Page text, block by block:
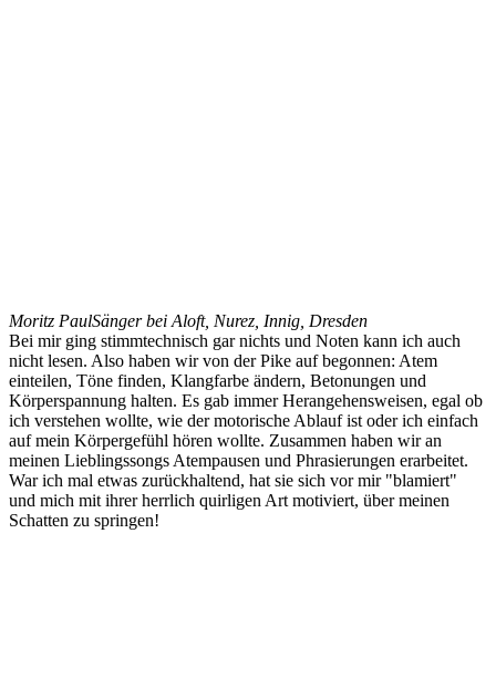
Moritz PaulSänger bei Aloft, Nurez, Innig, Dresden
Bei mir ging stimmtechnisch gar nichts und Noten kann ich auch
nicht lesen. Also haben wir von der Pike auf begonnen: Atem
einteilen, Töne finden, Klangfarbe ändern, Betonungen und
Körperspannung halten. Es gab immer Herangehensweisen, egal ob
ich verstehen wollte, wie der motorische Ablauf ist oder ich einfach
auf mein Körpergefühl hören wollte. Zusammen haben wir an
meinen Lieblingssongs Atempausen und Phrasierungen erarbeitet.
War ich mal etwas zurückhaltend, hat sie sich vor mir "blamiert"
und mich mit ihrer herrlich quirligen Art motiviert, über meinen
Schatten zu springen!